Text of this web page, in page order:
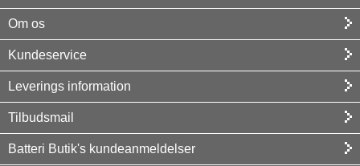
Om os
Kundeservice
Leverings information
Tilbudsmail
Batteri Butik's kundeanmeldelser